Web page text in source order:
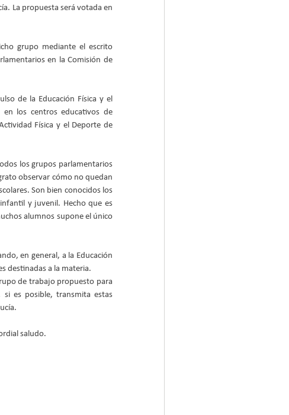
La propuesta será votada en
grupo mediante el escrito
en la Comisión de
de la Educación Física y el
los centros educativos de
Física y el Deporte de
los grupos parlamentarios
observar cómo no quedan
Son bien conocidos los
y juvenil. Hecho que es
alumnos supone el único
en general, a la Educación
destinadas a la materia.
de trabajo propuesto para
es posible, transmita estas
saludo.